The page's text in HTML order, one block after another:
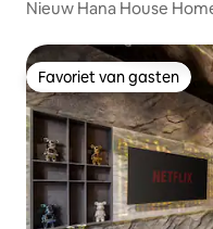
Nieuw Hana House
Favoriet van gasten
Favoriet van gasten